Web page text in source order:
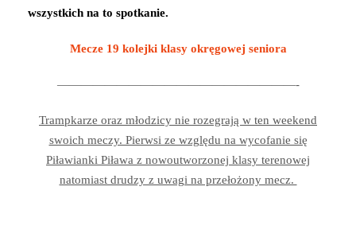
wszystkich na to spotkanie.
Mecze 19 kolejki klasy okręgowej seniora
————————————————————-
Trampkarze oraz młodzicy nie rozegrają w ten weekend
swoich meczy. Pierwsi ze względu na wycofanie się
Piławianki Piława z nowoutworzonej klasy terenowej
natomiast drudzy z uwagi na przełożony mecz.